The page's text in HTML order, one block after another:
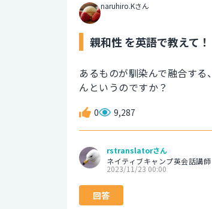
naruhiro.Kさん
親和性 を英語で教えて！
あるものが馴染んで融合す
んというのですか？
0 9,287
rstranslatorさん
ネイティブキャンプ英会話講師
2023/11/23 00:00
回答